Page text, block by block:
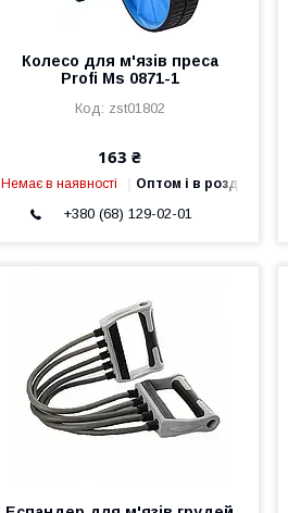
Колесо для м'язів преса
Profi Ms 0871-1
zst01802
163 ₴
Немає в наявності Оптом і в роздріб
+380 (68) 129-02-01